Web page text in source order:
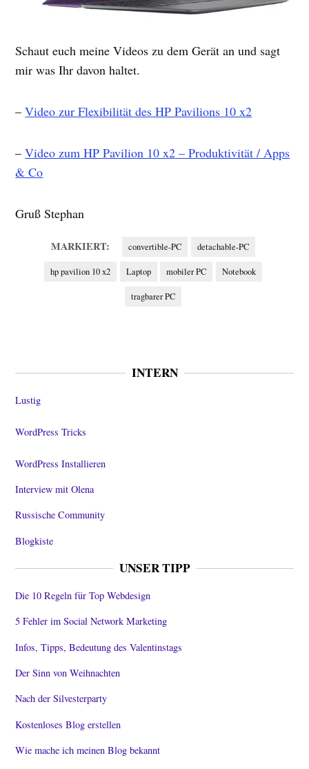
Schaut euch meine Videos zu dem Gerät an und sagt
mir was Ihr davon haltet.
–Video zur Flexibilität des HP Pavilions 10 x2
–Video zum HP Pavilion 10 x2 – Produktivität / Apps
& Co
Gruß Stephan
MARKIERT: convertible-PC detachable-PC
hp pavilion 10 x2 Laptop mobiler PC Notebook
tragbarer PC
INTERN
Lustig
WordPress Tricks
WordPress Installieren
Interview mit Olena
Russische Community
Blogkiste
UNSER TIPP
Die 10 Regeln für Top Webdesign
5 Fehler im Social Network Marketing
Infos, Tipps, Bedeutung des Valentinstags
Der Sinn von Weihnachten
Nach der Silvesterparty
Kostenloses Blog erstellen
Wie mache ich meinen Blog bekannt